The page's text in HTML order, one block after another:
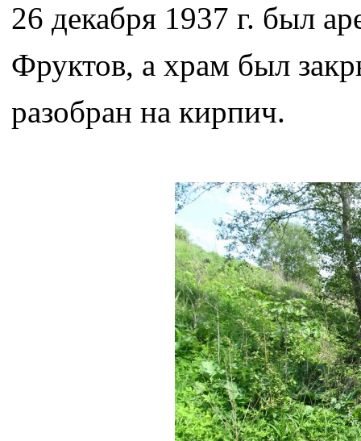
26 декабря 1937 г. был
Фруктов, а храм был
разобран на кирпич.